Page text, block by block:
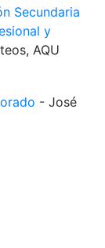
Secundaria
y
AQU
- José